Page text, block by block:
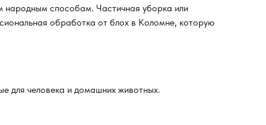
народным способам. Частичная уборка или
обработка от блох в Коломне, которую
для человека и домашних животных.